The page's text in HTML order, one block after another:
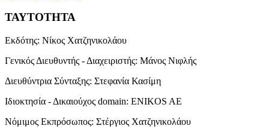
ΤΑΥΤΟΤΗΤΑ
Εκδότης: Νίκος Χατζηνικολάου
Γενικός Διευθυντής - Διαχειριστής: Μάνος Νιφλής
Διευθύντρια Σύνταξης: Στεφανία Κασίμη
Ιδιοκτησία - Δικαιούχος domain: ENIKOS AE
Νόμιμος Εκπρόσωπος: Στέργιος Χατζηνικολάου